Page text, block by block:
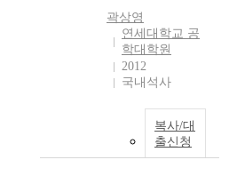
후
1
곽상영
연세대학교 공
학대학원
2012
국내석사
복사/대
출신청